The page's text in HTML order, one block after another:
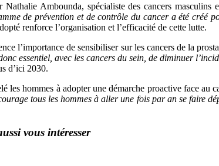
Ambounda, spécialiste des cancers
de prévention et de contrôle du cancer a été créé
renforce l’organisation et l’efficacité de cette lutte.
l’importance de sensibiliser sur les cancers de la
essentiel, avec les cancers du sein, de diminuer
d’ici 2030.
les hommes à adopter une démarche proactive face au
tous les hommes à aller une fois par an se faire
vous intéresser